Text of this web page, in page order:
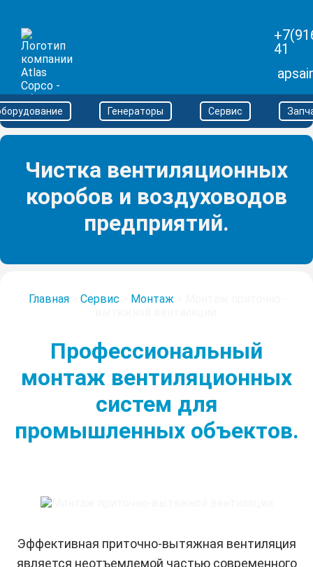
41
Генераторы Сервис
Чистка вентиляционных
коробов и воздуховодов
предприятий.
Главная> Сервис Монтаж
Профессиональный
монтаж вентиляционных
систем для
промышленных объектов.
Эффективная приточно-вытяжная вентиляция
является неотъемлемой частью современного